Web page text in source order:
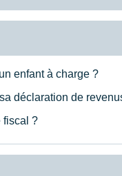
enfant à charge ?
déclaration de
fiscal ?